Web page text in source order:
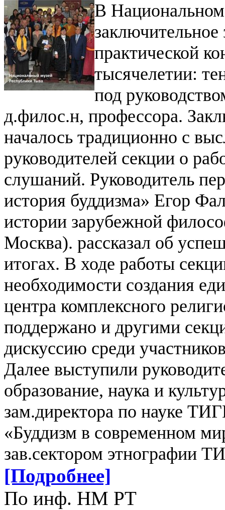
В Национальном
заключительное
практической
тысячелетии:
под
д.филос.н, профессора.
началось традиционно с
руководителей секции о
слушаний. Руководитель
история буддизма» Егор
истории зарубежной
Москва). рассказал об
итогах. В ходе работы
необходимости создания
центра комплексного
поддержано и другими
дискуссию среди
Далее выступили
образование, наука и
зам.директора по науке
«Буддизм в современном
зав.сектором этнографии
[Подробнее]
По инф. НМ РТ